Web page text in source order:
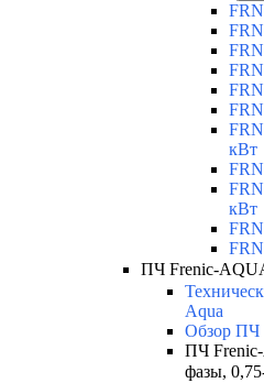
кВт
кВт
ПЧ Frenic-
Aqua
Обзор ПЧ
ПЧ
фазы,